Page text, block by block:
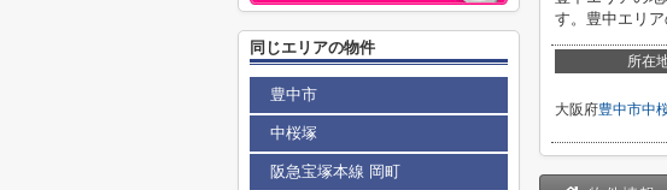
す。豊中エリ
所在
大阪府豊中市中
同じエリアの物件
豊中市
中桜塚
阪急宝塚本線 岡町